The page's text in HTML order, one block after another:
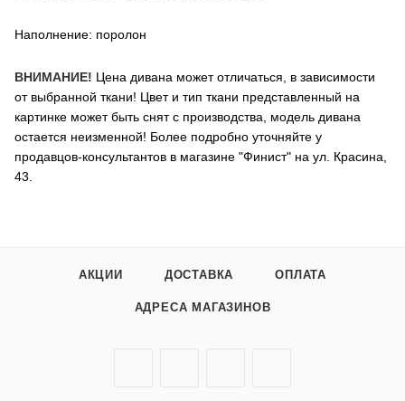
Наполнение: поролон
ВНИМАНИЕ! Цена дивана может отличаться, в зависимости
от выбранной ткани! Цвет и тип ткани представленный на
картинке может быть снят с производства, модель дивана
остается неизменной! Более подробно уточняйте у
продавцов-консультантов в магазине "Финист" на ул. Красина,
43.
АКЦИИ ДОСТАВКА ОПЛАТА
АДРЕСА МАГАЗИНОВ